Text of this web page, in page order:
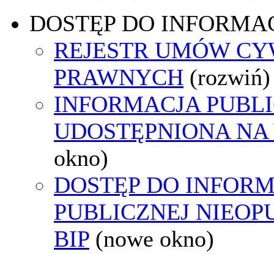
DOSTĘP DO
REJESTR UMÓW
PRAWNYCH (rozwiń)
INFORMACJA
UDOSTĘPNIONA
okno)
DOSTĘP DO
PUBLICZNEJ
BIP (nowe okno)